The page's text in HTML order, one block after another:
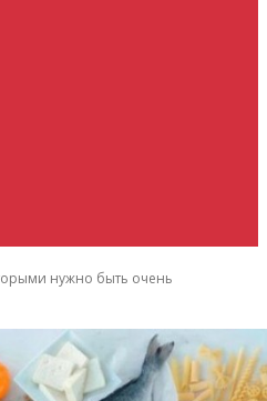
нужно быть очень